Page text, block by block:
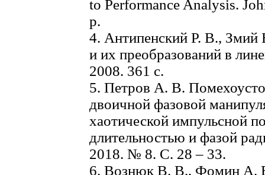
to Performance Analysis.
p.
4. Антипенский Р. В., Змий
и их преобразований в
2008. 361 с.
5. Петров А. В.
двоичной фазовой
хаотической импульсной
длительностью и фазой
2018. № 8. С. 28 – 33.
6. Вознюк В. В., Фомин А.